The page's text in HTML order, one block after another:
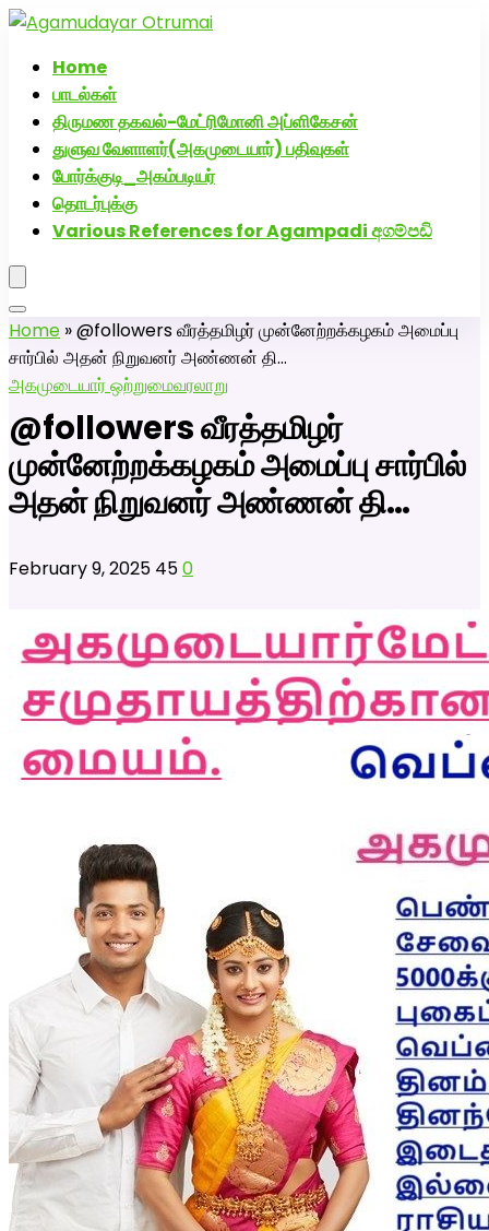
Home
பாடல்கள்
திருமண தகவல்-மேட்ரிமோனி அப்ளிகேசன்
துளுவ வேளாளர்(அகமுடையார்) பதிவுகள்
போர்க்குடி_அகம்படியர்
தொடர்புக்கு
Various References for Agampadi අගම්පඩි
Home »@followers வீரத்தமிழர் முன்னேற்றக்கழகம் அமைப்பு
சார்பில் அதன் நிறுவனர் அண்ணன் தி…
அகமுடையார் ஒற்றுமைவரலாறு
@followers வீரத்தமிழர்
முன்னேற்றக்கழகம் அமைப்பு சார்பில்
அதன் நிறுவனர் அண்ணன் தி…
February 9, 2025 450
அகமுடையார் திருமண வரன்களுக்கு அகமுடையார்மேட்ரி-பெண்